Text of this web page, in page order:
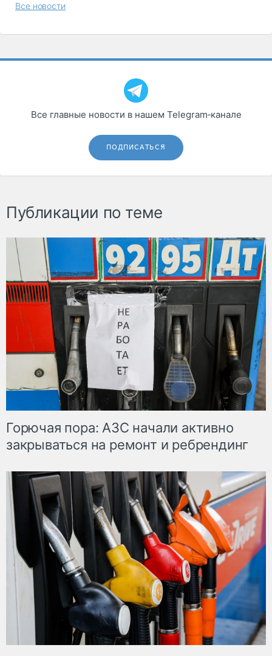
Все новости
Все главные новости в нашем Telegram‑канале
ПОДПИСАТЬСЯ
Публикации по теме
Горючая пора: АЗС начали активно
закрываться на ремонт и ребрендинг